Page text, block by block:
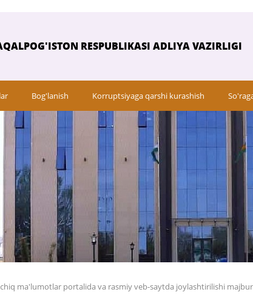
RESPUBLIKASI ADLIYA VAZIRLIGI
Bog'lanish Korruptsiyaga qarshi kurashish
ma'lumotlar portalida va rasmiy veb-saytda joylashtirilishi